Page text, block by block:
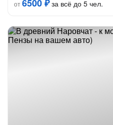
от6500 ₽за всё до 5 чел.